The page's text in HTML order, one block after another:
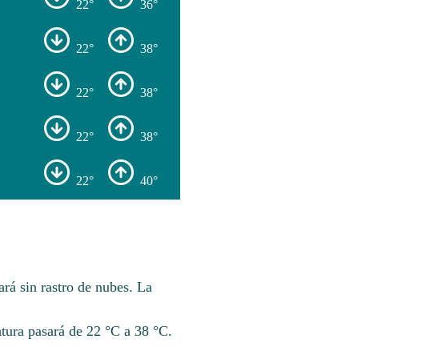
22° 36°
22° 38°
22° 38°
22° 38°
22° 40°
sin rastro de nubes. La
pasará de 22 °C a 38 °C.